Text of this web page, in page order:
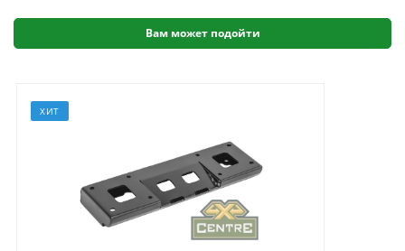
Вам может подойти
ХИТ